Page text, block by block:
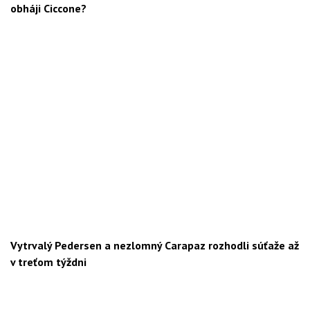
obháji Ciccone?
Vytrvalý Pedersen a nezlomný Carapaz rozhodli súťaže až
v treťom týždni